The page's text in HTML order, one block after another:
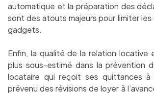
automatique et la préparation des
sont des atouts majeurs pour limiter les
gadgets.
Enfin, la qualité de la relation locative
plus sous-estimé dans la prévention
locataire qui reçoit ses quittances
prévenu des révisions de loyer à